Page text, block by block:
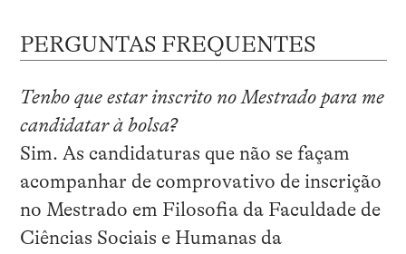
PERGUNTAS FREQUENTES
Tenho que estar inscrito no Mestrado para me
candidatar à bolsa?
Sim. As candidaturas que não se façam
acompanhar de comprovativo de inscrição
no Mestrado em Filosofia da Faculdade de
Ciências Sociais e Humanas da